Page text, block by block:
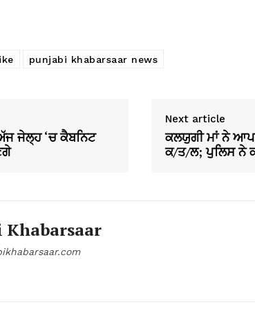
punjabi khabarsaar news
ਜੇਲ੍ਹ ‘ਚ ਕੈਬਨਿਟ
Next article
ਕਲਯੁਗੀ ਮਾਂ ਨੇ
ਕ/ਤ/ਲ; ਪੁਲਿਸ ਨੇ
Khabarsaar